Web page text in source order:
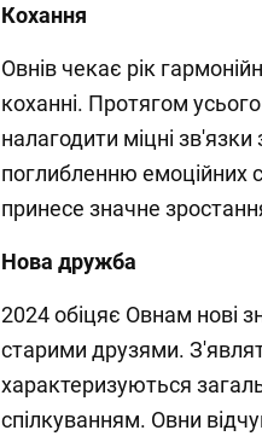
Кохання
Овнів чекає рік
коханні. Протягом
налагодити міцні
поглибленню емоційних
принесе значне
Нова дружба
2024 обіцяє Овнам нові
старими друзями.
характеризуються
спілкуванням. Овни